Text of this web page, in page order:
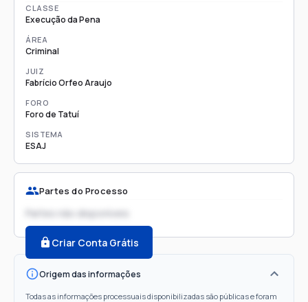
CLASSE
Execução da Pena
ÁREA
Criminal
JUIZ
Fabrício Orfeo Araujo
FORO
Foro de Tatuí
SISTEMA
ESAJ
Partes do Processo
Partes não disponíveis
Criar Conta Grátis
Origem das informações
Todas as informações processuais disponibilizadas são públicas e foram